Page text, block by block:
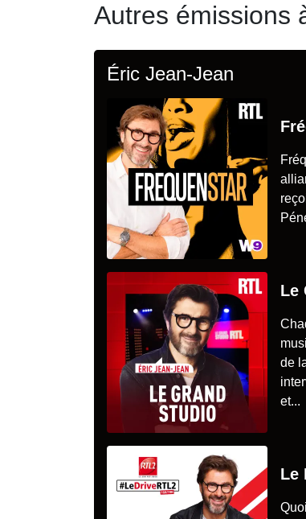
Autres émissions
Éric Jean-Jean
Le
de
et...
Le